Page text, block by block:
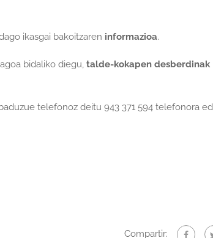
ikasgai bakoitzaren informazioa.
bidaliko diegu, talde-kokapen desberdinak
telefonoz deitu 943 371 594 telefonora
Compartir: